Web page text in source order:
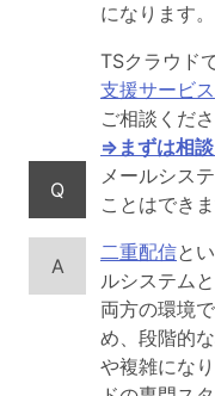
になります。
TSクラウド
支援サービス
ご相談くださ
⇒まずは相
Q
メールシス
ことはでき
A
二重配信と
ルシステム
両方の環境
め、段階的
や複雑にな